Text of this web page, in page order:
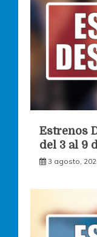
Estrenos
del 3 al 9
3 agosto,